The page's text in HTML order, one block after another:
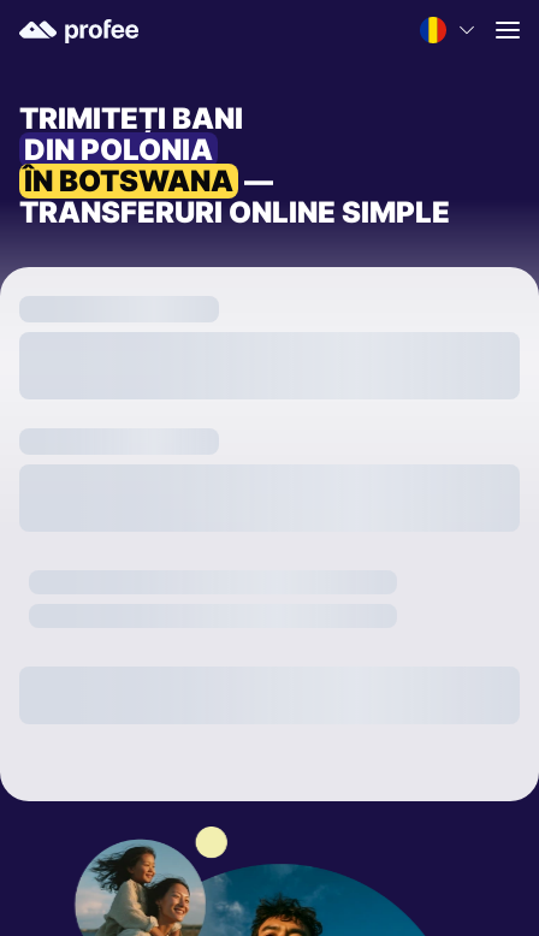
TRIMITEȚI BANI
DIN POLONIA
ÎN BOTSWANA —
TRANSFERURI ONLINE SIMPLE